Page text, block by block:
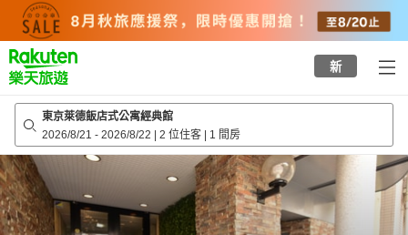
top
page
新
東京萊德飯店式公寓經典館
2026/8/21 - 2026/8/22 | 2 位住客 | 1 間房